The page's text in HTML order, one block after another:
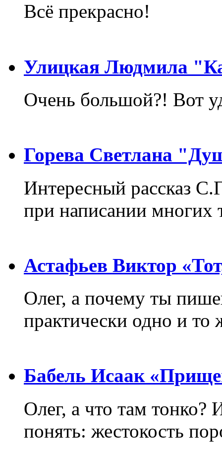
Всё прекрасно!
Улицкая Людмила
Очень большой?! Вот
Горева Светлана
Интересный рассказ
при написании многих
Астафьев Виктор
Олег, а почему ты
практически одно и то
Бабель Исаак
Олег, а что там тонко?
понять: жестокость